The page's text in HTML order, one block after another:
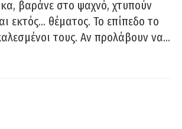
βαράνε στο ψαχνό, χτυπούν
εκτός… θέματος. Το επίπεδο το
τους. Αν προλάβουν να…